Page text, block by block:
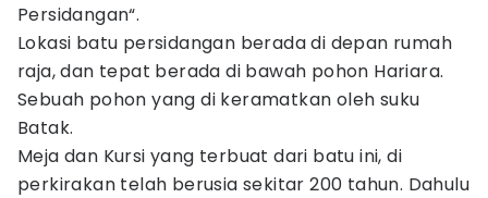
Persidangan“.
Lokasi batu persidangan berada di depan rumah
raja, dan tepat berada di bawah pohon Hariara.
Sebuah pohon yang di keramatkan oleh suku
Batak.
Meja dan Kursi yang terbuat dari batu ini, di
perkirakan telah berusia sekitar 200 tahun. Dahulu